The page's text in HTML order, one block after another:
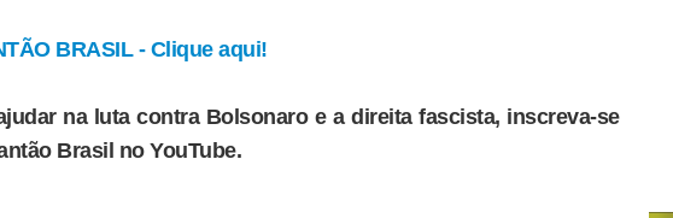
BRASIL - Clique aqui!
na luta contra Bolsonaro e a direita fascista, inscreva-se
Brasil no YouTube.